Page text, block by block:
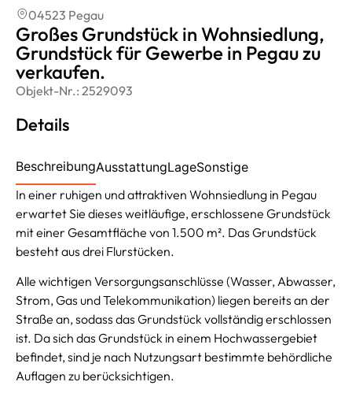
04523 Pegau
Großes Grundstück in Wohnsiedlung,
Grundstück für Gewerbe in Pegau zu
verkaufen.
Objekt-Nr.: 2529093
Details
BeschreibungAusstattungLageSonstige
In einer ruhigen und attraktiven Wohnsiedlung in Pegau
erwartet Sie dieses weitläufige, erschlossene Grundstück
mit einer Gesamtfläche von 1.500 m². Das Grundstück
besteht aus drei Flurstücken.
Alle wichtigen Versorgungsanschlüsse (Wasser, Abwasser,
Strom, Gas und Telekommunikation) liegen bereits an der
Straße an, sodass das Grundstück vollständig erschlossen
ist. Da sich das Grundstück in einem Hochwassergebiet
befindet, sind je nach Nutzungsart bestimmte behördliche
Auflagen zu berücksichtigen.